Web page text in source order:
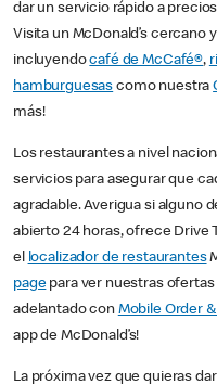
dar un servicio rápido a
Visita un McDonald’s cercano
incluyendocafé de McCafé®,
hamburguesas como nuestra
más!
Los restaurantes a nivel
servicios para asegurar que
agradable. Averigua si alguno
abierto 24 horas, ofrece Drive
el localizador de restaurantes
pagepara ver nuestras
adelantado con Mobile Order &
app de McDonald’s!
La próxima vez que quieras